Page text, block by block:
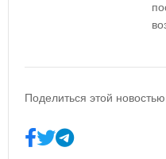
Поделиться этой